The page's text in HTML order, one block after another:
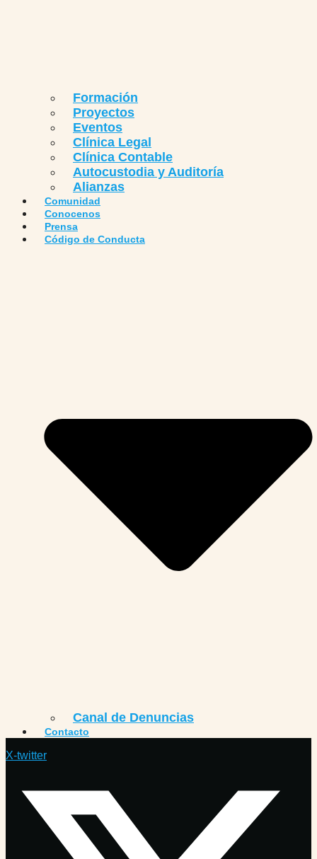
Formación
Proyectos
Eventos
Clínica Legal
Clínica Contable
Autocustodia y Auditoría
Alianzas
Comunidad
Conocenos
Prensa
Código de Conducta
Canal de Denuncias
Contacto
X-twitter